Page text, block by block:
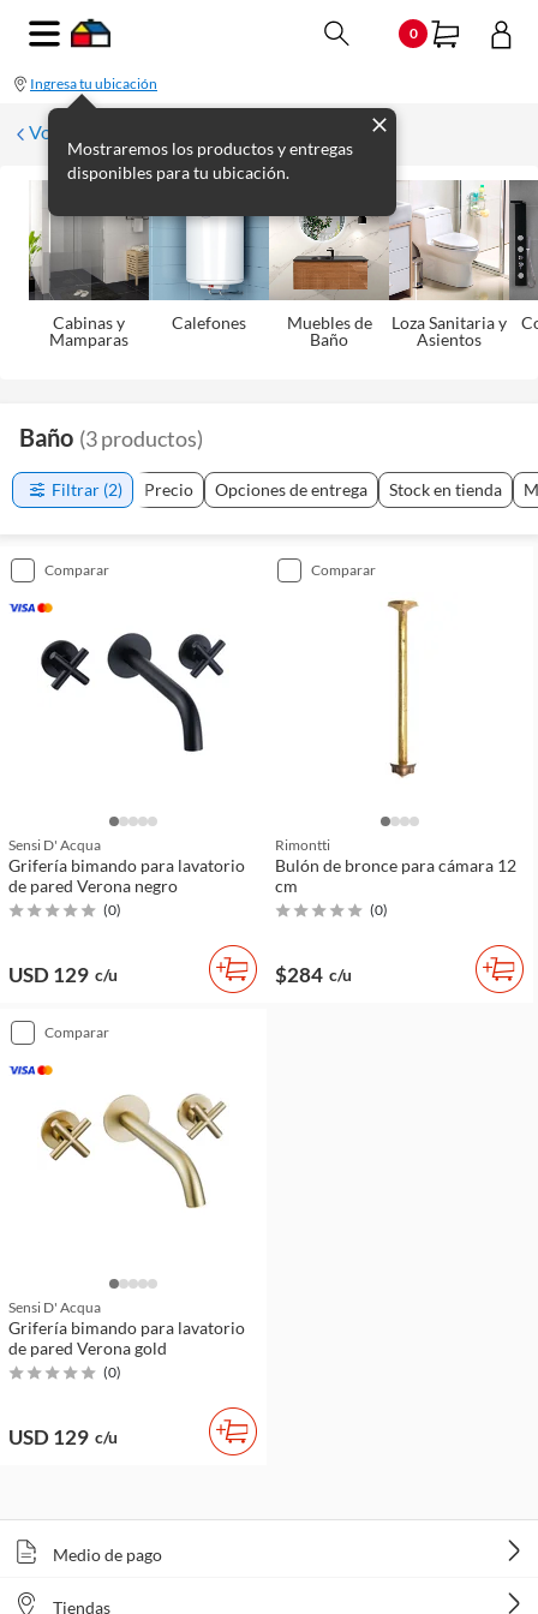
0
Ingresa tu ubicación
Mostraremos los productos y entregas
disponibles para tu ubicación.
Volver
Cabinas y
Mamparas
Calefones
Muebles de
Baño
Loza Sanitaria y
Asientos
Baño (3productos)
Filtrar (2) Precio Opciones de entrega Stock en tienda
comparar
Sensi D' Acqua
Grifería bimando para lavatorio
de pared Verona negro
(0)
USD 129 c/u
comparar
Rimontti
Bulón de bronce para cámara 12
cm
(0)
$284 c/u
comparar
Sensi D' Acqua
Grifería bimando para lavatorio
de pared Verona gold
(0)
USD 129 c/u
Medio de pago
Tiendas